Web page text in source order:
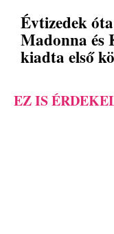
Évtizedek
Madonna és
kiadta első
EZ IS